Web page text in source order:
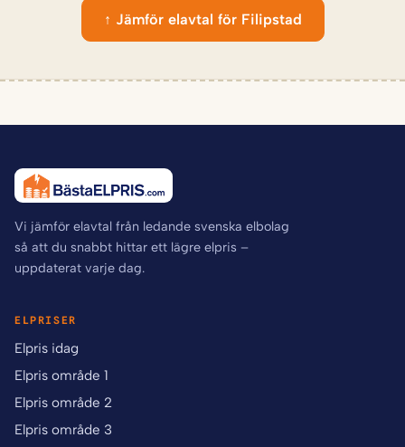
↑ Jämför elavtal för Filipstad
Vi jämför elavtal från ledande svenska elbolag
så att du snabbt hittar ett lägre elpris –
uppdaterat varje dag.
ELPRISER
Elpris idag
Elpris område 1
Elpris område 2
Elpris område 3